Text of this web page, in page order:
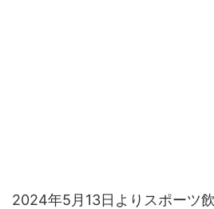
2024年5月13日よりスポーツ